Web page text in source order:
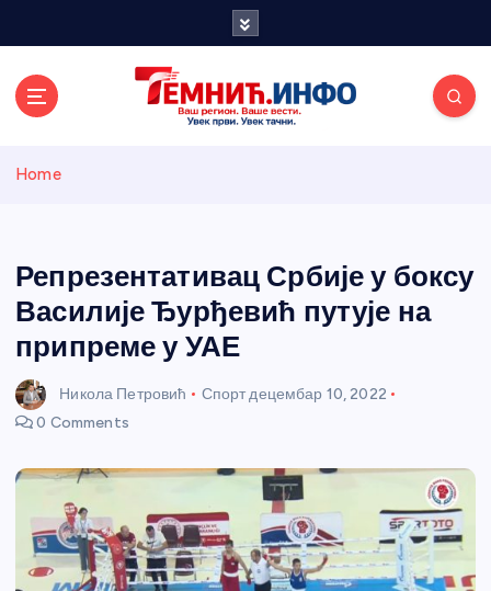
и портал
Home
Репрезентативац Србије у боксу
Василије Ђурђевић путује на
припреме у УАЕ
Никола Петровић Спорт децембар 10, 2022
0 Comments